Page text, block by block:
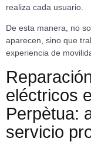
realiza cada usuario.
De esta manera, no
aparecen, sino que
experiencia de
eléctricos
Perpètua:
servicio